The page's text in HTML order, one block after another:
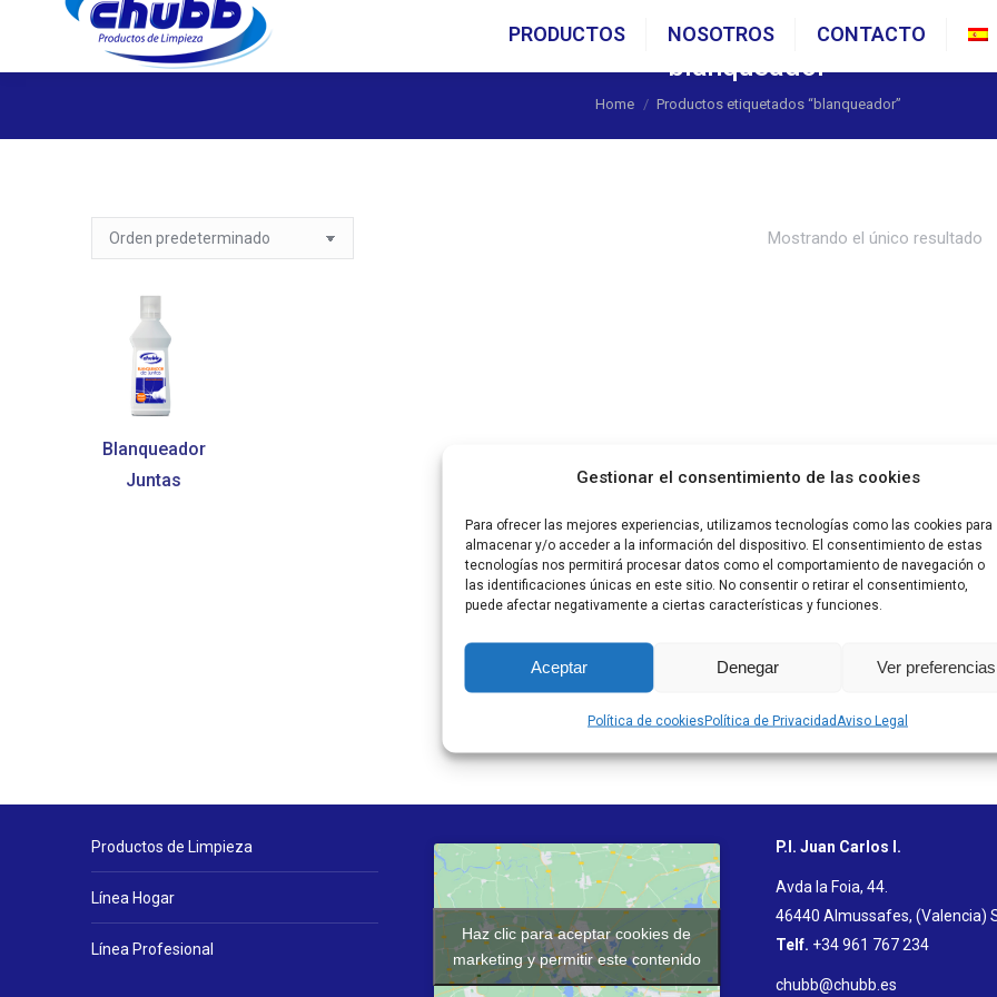
Gestionar el consentimiento de las cookies
Para ofrecer las mejores experiencias, utilizamos tecnologías como las cookies para
almacenar y/o acceder a la información del dispositivo. El consentimiento de estas
tecnologías nos permitirá procesar datos como el comportamiento de navegación o
las identificaciones únicas en este sitio. No consentir o retirar el consentimiento,
puede afectar negativamente a ciertas características y funciones.
Aceptar Denegar Ver preferencias
Política de cookiesPolítica de Privacidad Aviso Legal
PRODUCTOS NOSOTROS CONTACTO
blanqueador
You are here:
Home Productos etiquetados “blanqueador”
Mostrando el único resultado
Blanqueador
Juntas
Productos de Limpieza
Línea Hogar
Línea Profesional
Haz clic para aceptar cookies de
marketing y permitir este contenido
P.I. Juan Carlos I.
Avda la Foia, 44.
46440 Almussafes, (Valencia)
Telf. +34 961 767 234
chubb@chubb.es